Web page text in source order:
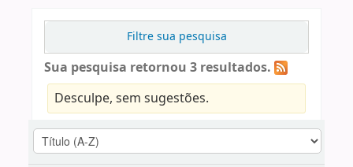
Filtre sua pesquisa
Sua pesquisa retornou 3 resultados.
Desculpe, sem sugestões.